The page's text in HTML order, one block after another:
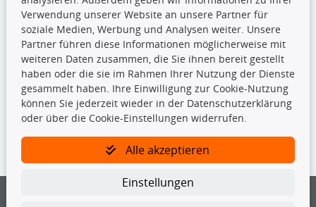
Stoßdämpfer
TecDoc Inside
vorherige Zustimmung von TecDoc zu vervielfältigen, zu verbreiten
Verwendung unserer Website an unsere Partner für
soziale Medien, Werbung und Analysen weiter. Unsere
Partner führen diese Informationen möglicherweise mit
weiteren Daten zusammen, die Sie ihnen bereit gestellt
haben oder die sie im Rahmen Ihrer Nutzung der Dienste
gesammelt haben. Ihre Einwilligung zur Cookie-Nutzung
können Sie jederzeit wieder in der Datenschutzerklärung
oder über die Cookie-Einstellungen widerrufen.
Alle akzeptieren
Einstellungen